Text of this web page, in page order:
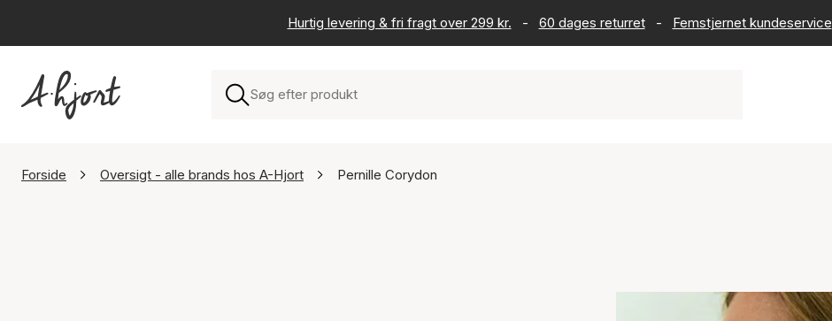
Hurtig levering & fri fragt over 299 kr. - 60 dages returret - Femstjernet kundeservice
Forside Oversigt - alle brands hos A-Hjort Pernille Corydon